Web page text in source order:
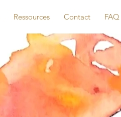
Ressources Contact FAQ